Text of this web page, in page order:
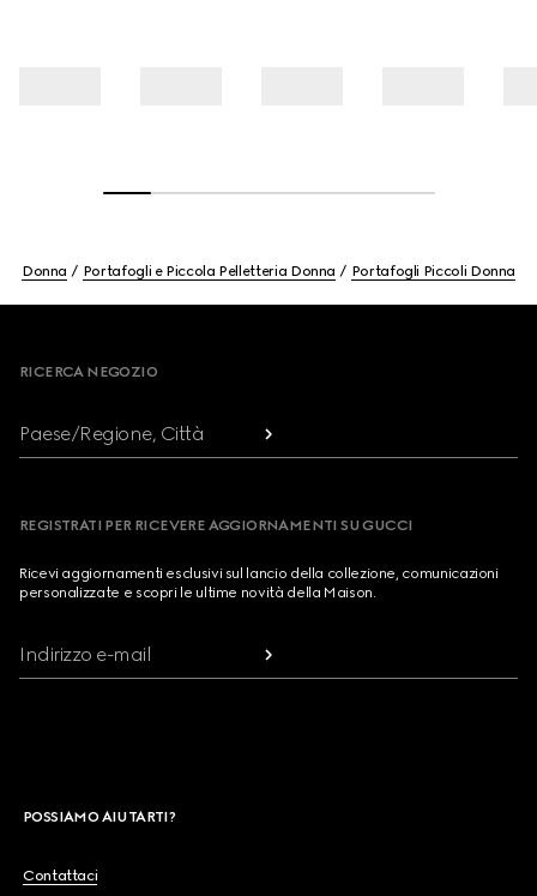
Donna Portafogli e Piccola Pelletteria Donna Portafogli Piccoli Donna
RICERCA NEGOZIO
Paese/Regione, Città
REGISTRATI PER RICEVERE AGGIORNAMENTI SU GUCCI
Ricevi aggiornamenti esclusivi sul lancio della collezione, comunicazioni
personalizzate e scopri le ultime novità della Maison.
Indirizzo e-mail
POSSIAMO AIUTARTI?
Contattaci